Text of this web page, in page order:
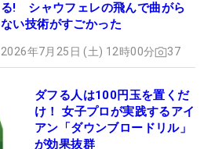
る! シャウフェレの飛んで曲がら
ない技術がすごかった
2026年7月25日 (土) 12時00分 37
ダフる人は100円玉を置くだ
け！ 女子プロが実践するアイ
アン「ダウンブロードリル」
が効果抜群